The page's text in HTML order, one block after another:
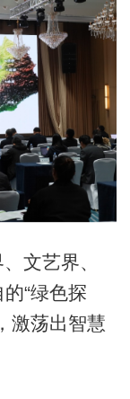
文艺界、
“绿色探
激荡出智慧